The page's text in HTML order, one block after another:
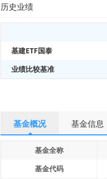
历史业绩
基建ETF国泰
业绩比较基准
基金概况 基金信息
基金全称
基金代码